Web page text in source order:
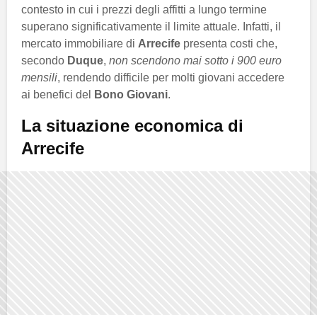
contesto in cui i prezzi degli affitti a lungo termine
superano significativamente il limite attuale. Infatti, il
mercato immobiliare di Arrecife presenta costi che,
secondo Duque, non scendono mai sotto i 900 euro
mensili, rendendo difficile per molti giovani accedere
ai benefici del
Bono Giovani.
La situazione economica di
Arrecife